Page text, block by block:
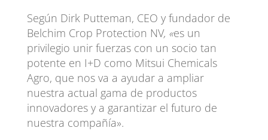
Según Dirk Putteman, CEO y fundador de
Belchim Crop Protection NV, «es un
privilegio unir fuerzas con un socio tan
potente en I+D como Mitsui Chemicals
Agro, que nos va a ayudar a ampliar
nuestra actual gama de productos
innovadores y a garantizar el futuro de
nuestra compañía».